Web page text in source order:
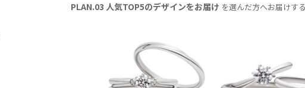
PLAN.03 人気TOP5のデザインをお届け を選んだ方へお届けす